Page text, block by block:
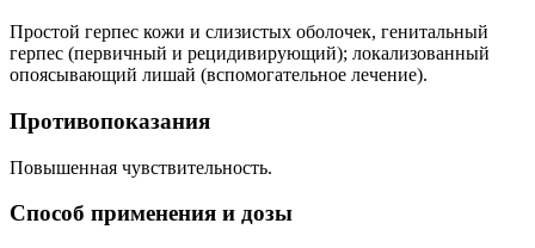
Простой герпес кожи и слизистых оболочек, генитальный
герпес (первичный и рецидивирующий); локализованный
опоясывающий лишай (вспомогательное лечение).
Противопоказания
Повышенная чувствительность.
Способ применения и дозы